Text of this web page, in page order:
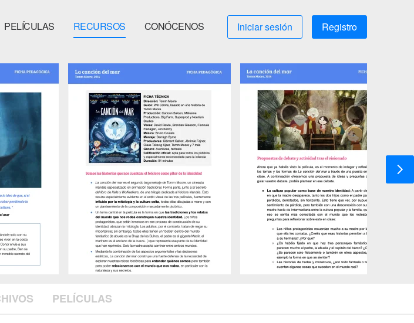
PELÍCULAS RECURSOS CONÓCENOS Iniciar sesión Registro
PELÍCULAS